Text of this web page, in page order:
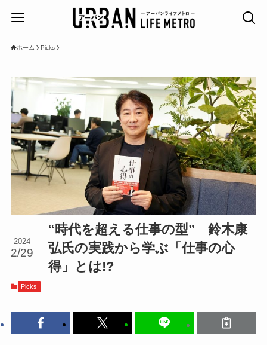
ホーム Picks
“時代を超える仕事の型” 鈴木康
弘氏の実践から学ぶ「仕事の心
得」とは!?
2024
2/29
Picks